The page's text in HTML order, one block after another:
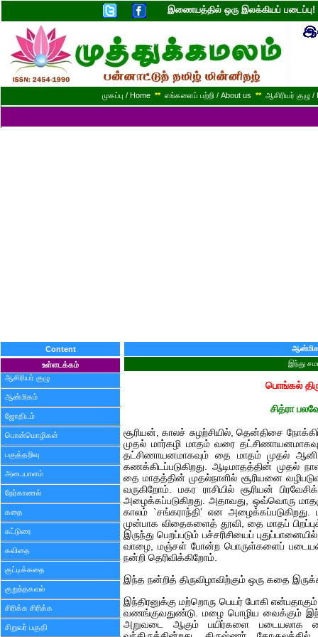
இணையத்தில் ஒரு இலக்கியப்
முகப்பு / Home ** எங்களைப் பற்றி / About us ** ஆசிரியர் குழு
Content
உள்ளடக்கம்
ஆசிரியர் குழு
ஆன்மிகம்
ஜோதிடம்
பொன்மொழிகள்
பகுத்தறிவு
அடையாளம்
நேர்காணல்
கதை
கட்டுரை
கவிதை
குட்டிக்கதை
குறுந்தகவல்
சிரிக்க சிரிக்க
சிறுவர் பகுதி
இந்து
பொங்கல்
சித்ரா
சூரியன், காலச் சுழற்சியில், தென்திசை
முதல் மார்கழி மாதம் வரை
தட்சிணாயனமாகவும் தை மாதம் முதல்
கணக்கிடப்படுகிறது. ஆடிமாதத்தின் முதல்
தை மாதத்தின் முதல்நாளில் சூரியனை
வருகிறோம். மகர ராசியில் சூரியன்
அழைக்கப்படுகிறது. அதாவது, ஒவ்வொரு
காலம் `சங்கராந்தி’ என
முன்பாக விதைகளைத் தூவி, தை மாதப்
இருந்து பெறப்படும் பச்சரிசியைப்
வாழை, மஞ்சள் போன்ற பொருள்களைப்
நன்றி தெரிவிக்கிறோம்.
இந்த நன்றித் திருவிழாவிற்கும் ஒரு கதை
இந்திரனுக்கு மற்றொரு பெயர் போகி
வணங்குவதுண்டு. மழை பொழிய வைக்கும்
அறுவடை ஆகும் பயிர்களை படையலாக